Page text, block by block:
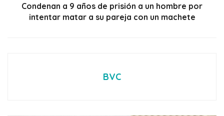
Condenan a 9 años de prisión a un hombre por
intentar matar a su pareja con un machete
BVC